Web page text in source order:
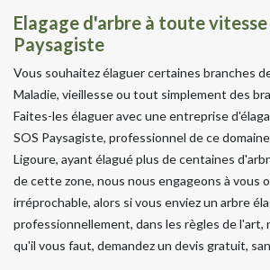
Elagage d'arbre à toute vitesse
Paysagiste
Vous souhaitez élaguer certaines branches
Maladie, vieillesse ou tout simplement des
Faites-les élaguer avec une entreprise
SOS Paysagiste, professionnel de ce
Ligoure, ayant élagué plus de centaines
de cette zone, nous nous engageons à vous
irréprochable, alors si vous enviez un arbre
professionnellement, dans les règles de l'art,
qu'il vous faut, demandez un devis gratuit,